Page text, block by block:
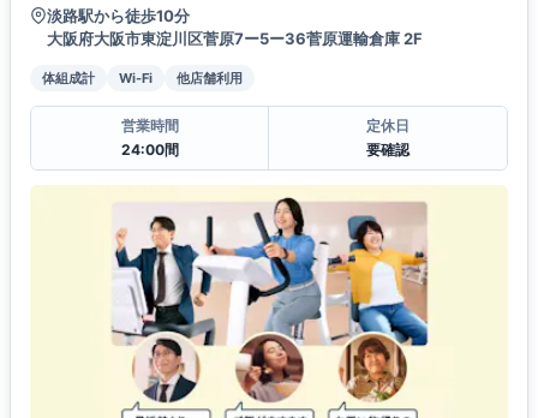
淡路駅から徒歩10分
大阪府大阪市東淀川区菅原7ー5ー36菅原運輸倉庫 2F
体組成計 Wi-Fi 他店舗利用
営業時間
24:00間
定休日
要確認